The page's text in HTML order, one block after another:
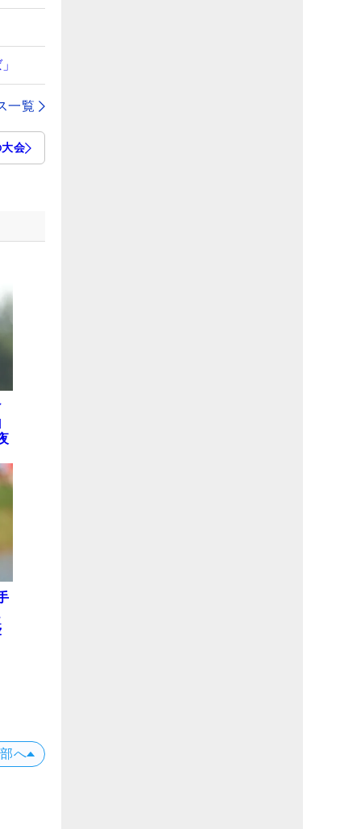
一覧
会
へ